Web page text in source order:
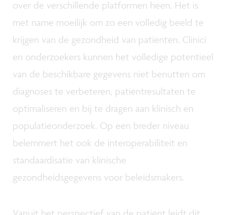
over de verschillende platformen heen. Het is
met name moeilijk om zo een volledig beeld te
krijgen van de gezondheid van patiënten. Clinici
en onderzoekers kunnen het volledige potentieel
van de beschikbare gegevens niet benutten om
diagnoses te verbeteren, patiëntresultaten te
optimaliseren en bij te dragen aan klinisch en
populatieonderzoek. Op een breder niveau
belemmert het ook de interoperabiliteit en
standaardisatie van klinische
gezondheidsgegevens voor beleidsmakers.